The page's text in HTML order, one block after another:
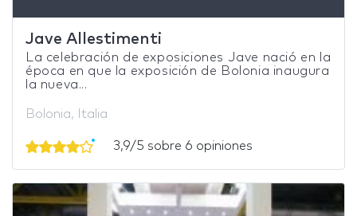
Jave Allestimenti
La celebración de exposiciones Jave nació en la
época en que la exposición de Bolonia inaugura
la nueva...
Bolonia, Italia
3,9/5 sobre 6 opiniones